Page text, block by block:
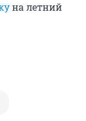
на летний